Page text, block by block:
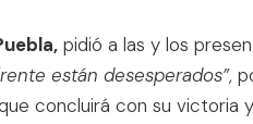
pidió a las y los
están desesperados”,
concluirá con su victoria